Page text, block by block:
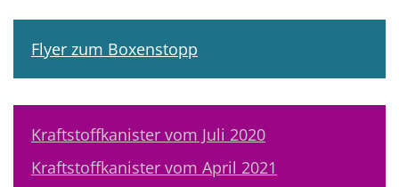
Flyer zum Boxenstopp
Kraftstoffkanister vom Juli 2020
Kraftstoffkanister vom April 2021